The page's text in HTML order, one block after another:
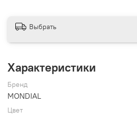
Выбрать
Характеристики
Бренд
MONDIAL
Цвет